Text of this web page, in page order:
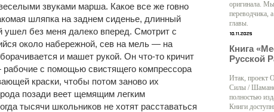
звуками марша. Какое все же говно
шляпка на заднем сиденье, длинный
без меня далеко вперед. Смотрит с
около набережной, сев на мель — на
и машет рукой. Он что-то кричит
с помощью свистящего компрессора
краски, чтобы потом заново их
позади веет щемящим легким
тысячи школьников не хотят расставаться
оригинала.
переводчика,
главы.
Книга
Русской
Итак, проект
Силы /
полностью
Книги